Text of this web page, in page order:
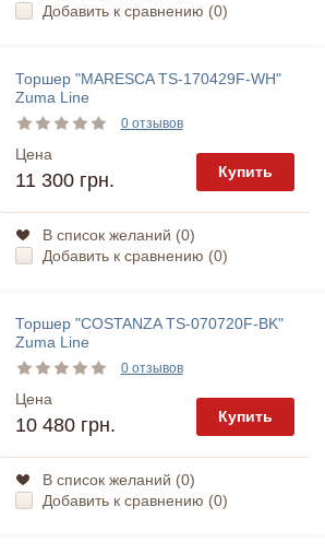
Добавить к сравнению (0)
Торшер "MARESCA TS-170429F-WH"
Zuma Line
0 отзывов
Цена
11 300 грн. Купить
В список желаний (0)
Добавить к сравнению (0)
Торшер "COSTANZA TS-070720F-BK"
Zuma Line
0 отзывов
Цена
10 480 грн. Купить
В список желаний (0)
Добавить к сравнению (0)